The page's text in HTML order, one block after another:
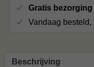
Gratis bezorging
Vandaag besteld,
Beschrijving